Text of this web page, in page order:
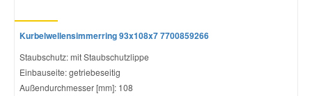
Kurbelwellensimmerring 93x108x7 7700859266
Staubschutz: mit Staubschutzlippe
Einbauseite: getriebeseitig
Außendurchmesser [mm]: 108